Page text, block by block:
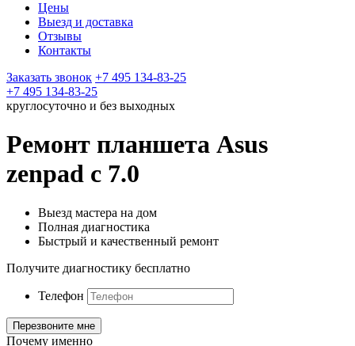
Цены
Выезд и доставка
Отзывы
Контакты
Заказать звонок +7 495 134-83-25
+7 495 134-83-25
круглосуточно и без выходных
Ремонт планшета Asus
zenpad c 7.0
Выезд мастера на дом
Полная диагностика
Быстрый и качественный ремонт
Получите диагностику бесплатно
Телефон
Почему именно